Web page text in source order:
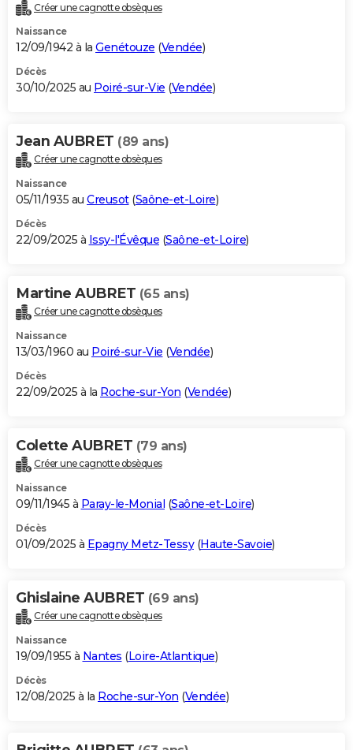
Créer une cagnotte obsèques
Naissance
12/09/1942 à la Genétouze (Vendée)
Décès
30/10/2025 au Poiré-sur-Vie (Vendée)
Jean AUBRET (89 ans)
Créer une cagnotte obsèques
Naissance
05/11/1935 au Creusot(Saône-et-Loire)
Décès
22/09/2025 à Issy-l'Évêque (Saône-et-Loire)
Martine AUBRET (65 ans)
Créer une cagnotte obsèques
Naissance
13/03/1960 au Poiré-sur-Vie (Vendée)
Décès
22/09/2025 à la Roche-sur-Yon (Vendée)
Colette AUBRET (79 ans)
Créer une cagnotte obsèques
Naissance
09/11/1945 à Paray-le-Monial (Saône-et-Loire)
Décès
01/09/2025 à Epagny Metz-Tessy(Haute-Savoie)
Ghislaine AUBRET (69 ans)
Créer une cagnotte obsèques
Naissance
19/09/1955 à Nantes (Loire-Atlantique)
Décès
12/08/2025 à la Roche-sur-Yon (Vendée)